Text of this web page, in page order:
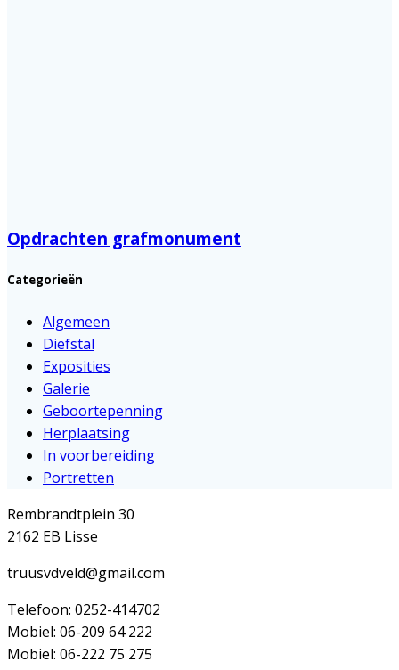
Opdrachten grafmonument
Categorieën
Algemeen
Diefstal
Exposities
Galerie
Geboortepenning
Herplaatsing
In voorbereiding
Portretten
Rembrandtplein 30
2162 EB Lisse
truusvdveld@gmail.com
Telefoon: 0252-414702
Mobiel: 06-209 64 222
Mobiel: 06-222 75 275